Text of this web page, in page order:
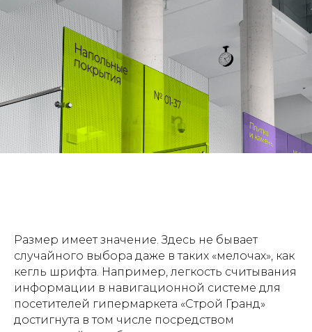
Размер имеет значение. Здесь не бывает
случайного выбора даже в таких «мелочах», как
кегль шрифта. Например, легкость считывания
информации в навигационной системе для
посетителей гипермаркета «Строй Гранд»
достигнута в том числе посредством